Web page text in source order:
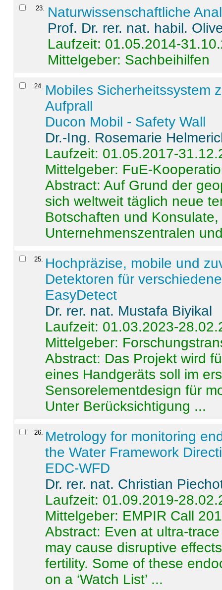
23. Naturwissenschaftliche
Prof. Dr. rer. nat. habil.
Laufzeit: 01.05.2014-
Mittelgeber: Sachbeihilfen
24. Mobiles Sicherheitssystem
Aufprall
Ducon Mobil - Safety Wall
Dr.-Ing. Rosemarie
Laufzeit: 01.05.2017-
Mittelgeber: FuE-
Abstract:Auf Grund der
sich weltweit täglich neue
Botschaften und
Unternehmenszentralen
25. Hochpräzise, mobile und
Detektoren für
EasyDetect
Dr. rer. nat. Mustafa Biyikal
Laufzeit: 01.03.2023-
Mittelgeber:
Abstract: Das Projekt wird
eines Handgeräts soll im
Sensorelementdesign für
Unter Berücksichtigung ...
26. Metrology for monitoring
the Water Framework
EDC-WFD
Dr. rer. nat. Christian
Laufzeit: 01.09.2019-
Mittelgeber: EMPIR Call
Abstract: Even at ultra-
may cause disruptive
fertility. Some of these
on a ‘Watch List’ ...